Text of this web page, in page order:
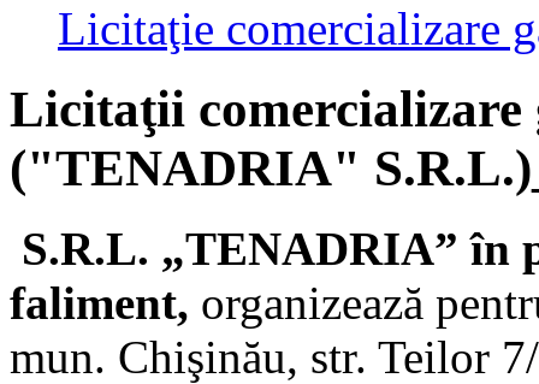
Licitaţie comercializare
Licitaţii
("TENADRIA"
S.R.L. „TENADRIA” în
faliment, organizează
mun. Chişinău, str. Teilor